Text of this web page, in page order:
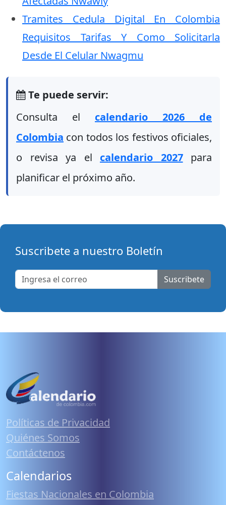
Tramites Cedula Digital En Colombia
Requisitos Tarifas Y Como Solicitarla
Desde El Celular Nwagmu
Te puede servir:
Consulta el calendario 2026 de
Colombia con todos los festivos oficiales,
o revisa ya el calendario 2027para
planificar el próximo año.
Suscribete a nuestro Boletín
Suscribete
Políticas de Privacidad
Quiénes Somos
Contáctenos
Calendarios
Fiestas Nacionales en Colombia